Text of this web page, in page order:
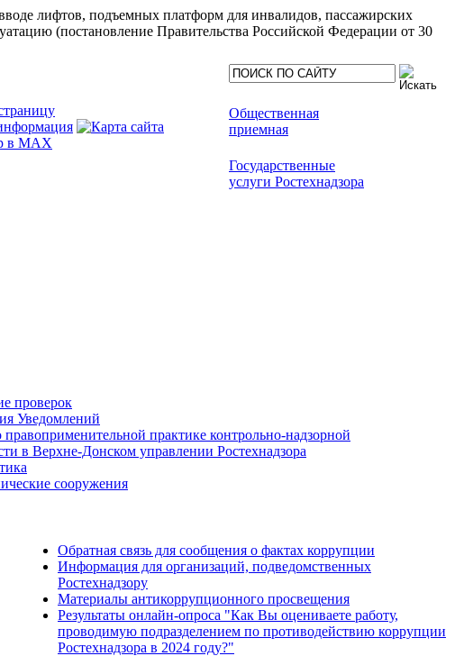
лифтов, подъемных платформ для инвалидов, пассажирских
(постановление Правительства Российской Федерации от 30
Общественная
приемная
Государственные
услуги Ростехнадзора
проверок
Уведомлений
практике контрольно-надзорной
в Верхне-Донском управлении Ростехнадзора
сооружения
Обратная связь для сообщения о фактах коррупции
Информация для организаций, подведомственных
Ростехнадзору
Материалы антикоррупционного просвещения
Результаты онлайн-опроса "Как Вы оцениваете работу,
проводимую подразделением по противодействию коррупции
Ростехнадзора в 2024 году?"